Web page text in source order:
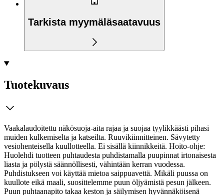
Tarkista myymäläsaatavuus
Tuotekuvaus
Vaakalaudoitettu näkösuoja-aita rajaa ja suojaa tyylikkäästi pihasi
muiden kulkemiselta ja katseilta. Ruuvikiinnitteinen. Sävytetty
vesiohenteisella kuullotteella. Ei sisällä kiinnikkeitä. Hoito-ohje:
Huolehdi tuotteen puhtaudesta puhdistamalla puupinnat irtonaisesta
liasta ja pölystä säännöllisesti, vähintään kerran vuodessa.
Puhdistukseen voi käyttää mietoa saippuavettä. Mikäli puussa on
kuullote eikä maali, suosittelemme puun öljyämistä pesun jälkeen.
Puun puhtaanapito takaa keston ja säilymisen hyvännäköisenä